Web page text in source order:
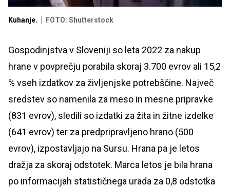
Kuhanje. FOTO: Shutterstock
Gospodinjstva v Sloveniji so leta 2022 za nakup
hrane v povprečju porabila skoraj 3.700 evrov ali 15,2
% vseh izdatkov za življenjske potrebščine. Največ
sredstev so namenila za meso in mesne pripravke
(831 evrov), sledili so izdatki za žita in žitne izdelke
(641 evrov) ter za predpripravljeno hrano (500
evrov), izpostavljajo na Sursu. Hrana pa je letos
dražja za skoraj odstotek. Marca letos je bila hrana
po informacijah statističnega urada za 0,8 odstotka